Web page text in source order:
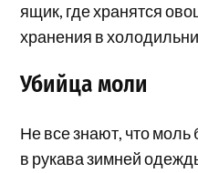
ящик, где хранятся
хранения в
Убийца моли
Не все знают, что моль
в рукава зимней